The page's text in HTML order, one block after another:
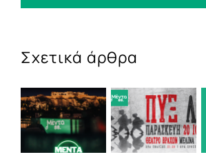
Σχετικά άρθρα